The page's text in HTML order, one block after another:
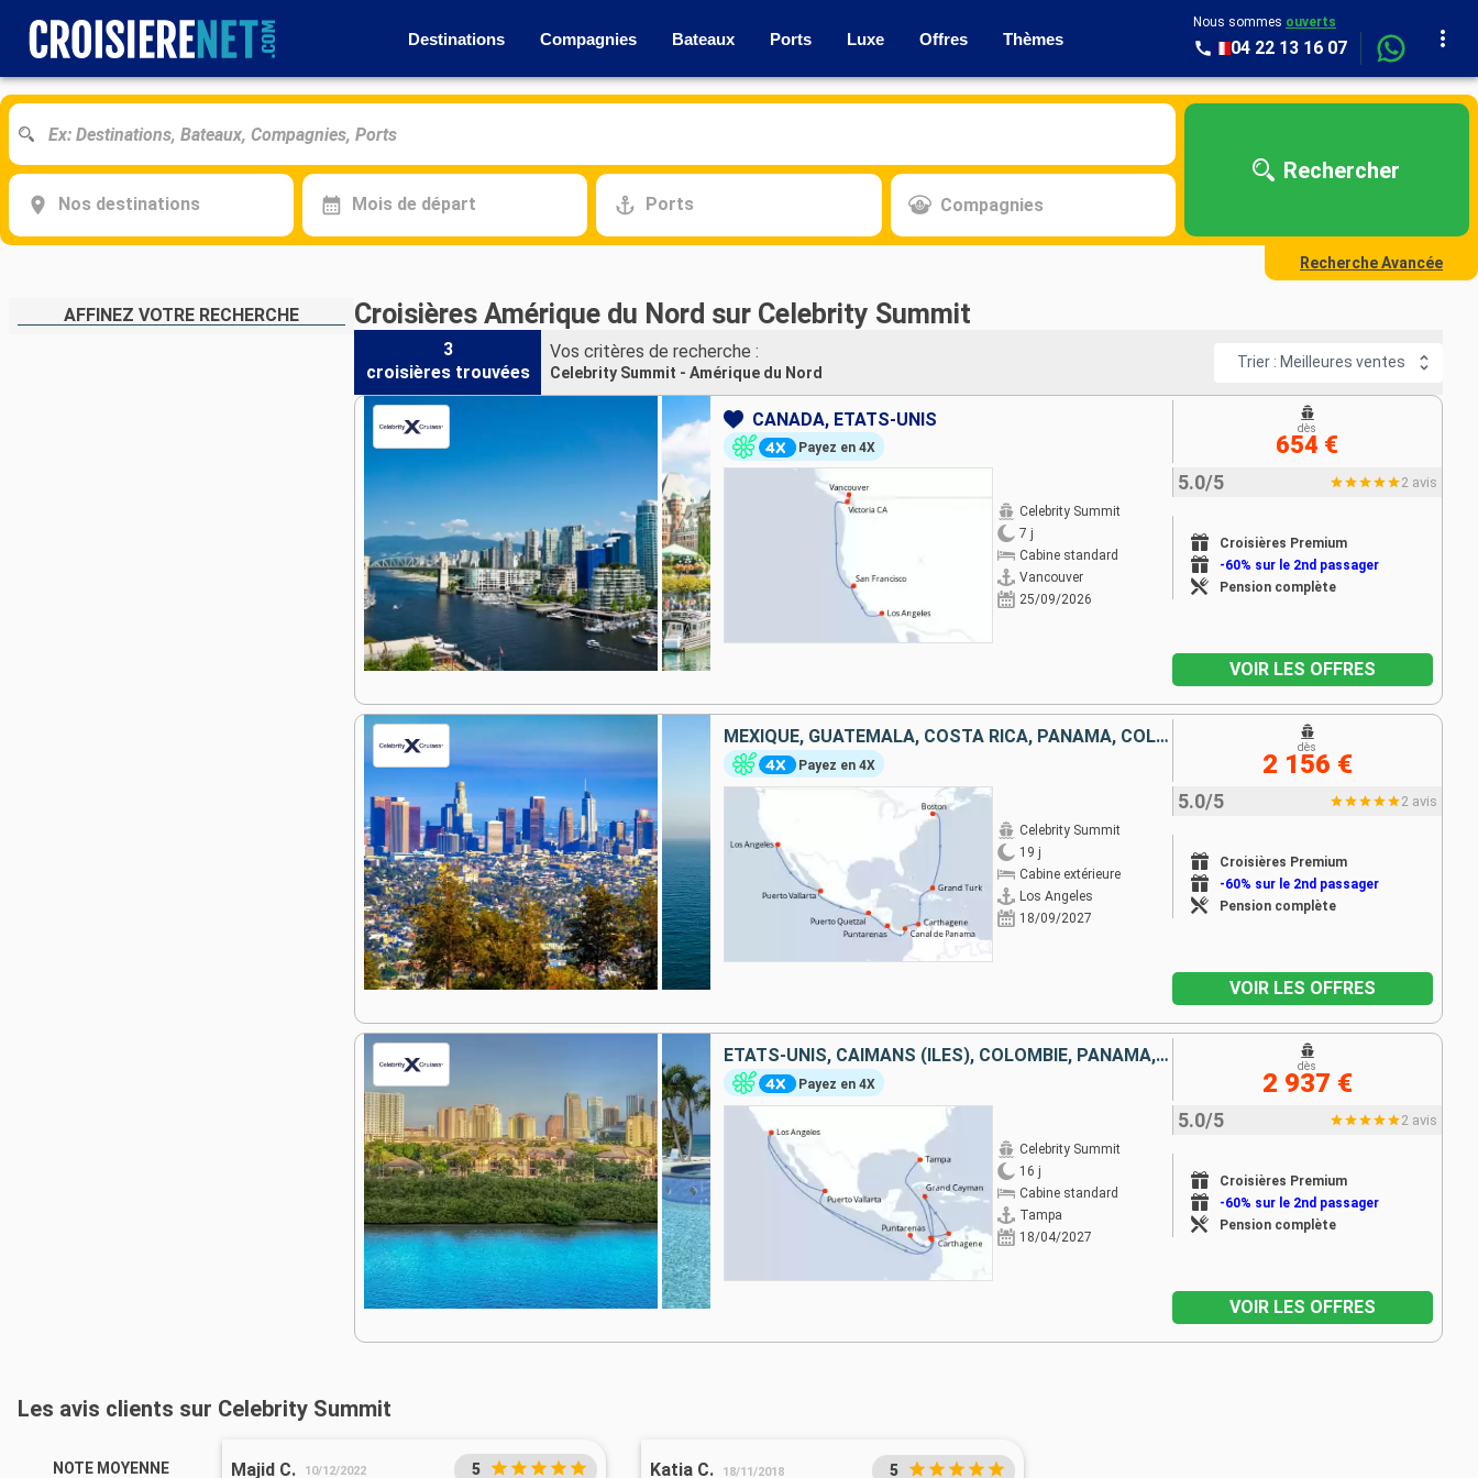
Destinations Compagnies Bateaux Ports Luxe Offres Thèmes
Nous sommes ouverts
04 22 13 16 07
Nos destinations Mois de départ Ports Compagnies
Rechercher
Recherche Avancée
AFFINEZ VOTRE RECHERCHE Croisières Amérique du Nord sur Celebrity Summit
3
croisières trouvées
Vos critères de recherche :
Celebrity Summit - Amérique du Nord
Trier : Meilleures ventes
CANADA, ÉTATS-UNIS
Payez en 4X
Celebrity Summit
7 j
Cabine standard
Vancouver
25/09/2026
5.0/5 2 avis
Croisières Premium
-60% sur le 2nd passager
Pension complète
dès
654 €
VOIR LES OFFRES
MEXIQUE, GUATEMALA, COSTA RICA, PANAMA, COLOMBIE, ÎLES TURQUES-ET-CAÏQUES, ÉTATS-UNIS
Payez en 4X
Celebrity Summit
19 j
Cabine extérieure
Los Angeles
18/09/2027
5.0/5 2 avis
Croisières Premium
-60% sur le 2nd passager
Pension complète
dès
2 156 €
VOIR LES OFFRES
ÉTATS-UNIS, CAÏMANS (ÎLES), COLOMBIE, PANAMA, COSTA RICA, MEXIQUE
Payez en 4X
Celebrity Summit
16 j
Cabine standard
Tampa
18/04/2027
5.0/5 2 avis
Croisières Premium
-60% sur le 2nd passager
Pension complète
dès
2 937 €
VOIR LES OFFRES
Les avis clients sur Celebrity Summit
NOTE MOYENNE Majid C. 10/12/2022 5 Katia C. 18/11/2018 5